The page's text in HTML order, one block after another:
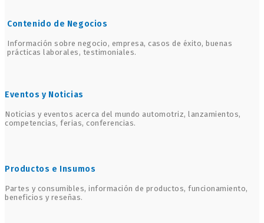
Contenido de Negocios
Información sobre negocio, empresa, casos de éxito, buenas
prácticas laborales, testimoniales.
Eventos y Noticias
Noticias y eventos acerca del mundo automotriz, lanzamientos,
competencias, ferias, conferencias.
Productos e Insumos
Partes y consumibles, información de productos, funcionamiento,
beneficios y reseñas.